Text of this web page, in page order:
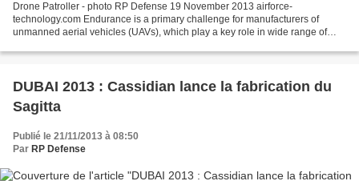
Drone Patroller - photo RP Defense 19 November 2013 airforce-
technology.com Endurance is a primary challenge for manufacturers of
unmanned aerial vehicles (UAVs), which play a key role in wide range of
DUBAI 2013 : Cassidian lance la fabrication du
Sagitta
Publié le 21/11/2013 à 08:50
Par RP Defense